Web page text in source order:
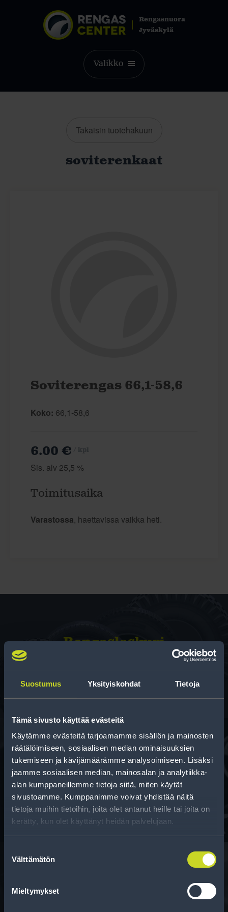
Suostumus Yksityiskohdat Tietoja
Tämä sivusto käyttää evästeitä
Käytämme evästeitä tarjoamamme sisällön ja mainosten
räätälöimiseen, sosiaalisen median ominaisuuksien
tukemiseen ja kävijämäärämme analysoimiseen. Lisäksi
jaamme sosiaalisen median, mainosalan ja analytiikka-
alan kumppaneillemme tietoja siitä, miten käytät
sivustoamme. Kumppanimme voivat yhdistää näitä
tietoja muihin tietoihin, joita olet antanut heille tai joita on
kerätty, kun olet käyttänyt heidän palvelujaan.
valinta
Välttämätön
Mieltymykset
Rengasnuora
Jyväskylä
Valikko
Takaisin tuotehakuun
soviterenkaat
Soviterengas 66,1-58,6
Koko: 66,1-58,6
6.00 €
Sis. alv 25,5 %
Toimitusaika
Varastossa, haettavissa vaikka heti.
Rengas­laskuri
Auttaa sinua valitsemaan oikean kokoisen renkaan,
kun vaihdat rengaskokoa.
Rahoitus
Tee ostoksesi RengasCenter-tilillä. Saat
maksuaikaa renkaillesi.